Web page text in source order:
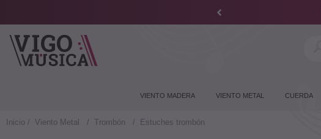
VIENTO MADERA VIENTO METAL CUERDA
Inicio Viento Metal Trombón Estuches trombón